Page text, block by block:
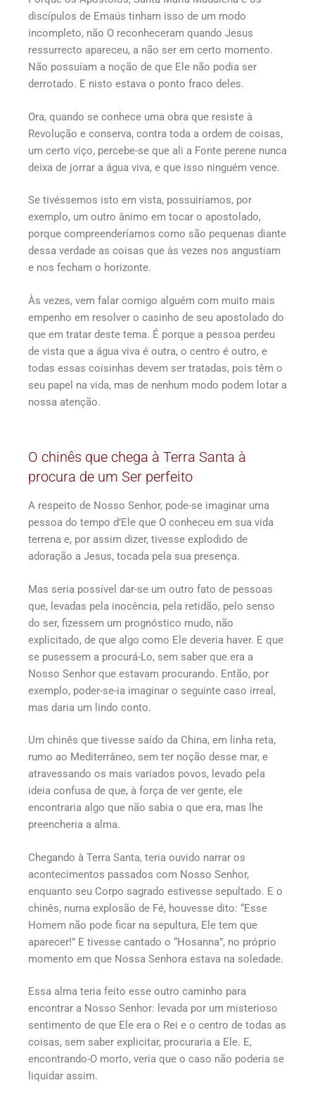
discípulos de Emaús tinham isso de um modo
incompleto, não O reconheceram quando Jesus
ressurrecto apareceu, a não ser em certo momento.
Não possuíam a noção de que Ele não podia ser
derrotado. E nisto estava o ponto fraco deles.
Ora, quando se conhece uma obra que resiste à
Revolução e conserva, contra toda a ordem de coisas,
um certo viço, percebe-se que ali a Fonte perene nunca
deixa de jorrar a água viva, e que isso ninguém vence.
Se tivéssemos isto em vista, possuiríamos, por
exemplo, um outro ânimo em tocar o apostolado,
porque compreenderíamos como são pequenas diante
dessa verdade as coisas que às vezes nos angustiam
e nos fecham o horizonte.
Às vezes, vem falar comigo alguém com muito mais
empenho em resolver o casinho de seu apostolado do
que em tratar deste tema. É porque a pessoa perdeu
de vista que a água viva é outra, o centro é outro, e
todas essas coisinhas devem ser tratadas, pois têm o
seu papel na vida, mas de nenhum modo podem lotar a
nossa atenção.
O chinês que chega à Terra Santa à
procura de um Ser perfeito
A respeito de Nosso Senhor, pode-se imaginar uma
pessoa do tempo d’Ele que O conheceu em sua vida
terrena e, por assim dizer, tivesse explodido de
adoração a Jesus, tocada pela sua presença.
Mas seria possível dar-se um outro fato de pessoas
que, levadas pela inocência, pela retidão, pelo senso
do ser, fizessem um prognóstico mudo, não
explicitado, de que algo como Ele deveria haver. E que
se pusessem a procurá-Lo, sem saber que era a
Nosso Senhor que estavam procurando. Então, por
exemplo, poder-se-ia imaginar o seguinte caso irreal,
mas daria um lindo conto.
Um chinês que tivesse saído da China, em linha reta,
rumo ao Mediterrâneo, sem ter noção desse mar, e
atravessando os mais variados povos, levado pela
ideia confusa de que, à força de ver gente, ele
encontraria algo que não sabia o que era, mas lhe
preencheria a alma.
Chegando à Terra Santa, teria ouvido narrar os
acontecimentos passados com Nosso Senhor,
enquanto seu Corpo sagrado estivesse sepultado. E o
chinês, numa explosão de Fé, houvesse dito: “Esse
Homem não pode ficar na sepultura, Ele tem que
aparecer!” E tivesse cantado o “Hosanna”, no próprio
momento em que Nossa Senhora estava na soledade.
Essa alma teria feito esse outro caminho para
encontrar a Nosso Senhor: levada por um misterioso
sentimento de que Ele era o Rei e o centro de todas as
coisas, sem saber explicitar, procuraria a Ele. E,
encontrando-O morto, veria que o caso não poderia se
liquidar assim.